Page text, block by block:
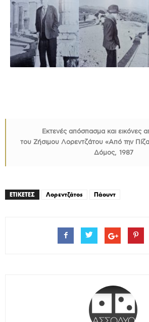
Εκτενές απόσπασμα και εικόνες
του Ζήσιμου Λορεντζάτου «Από την
Δόμος, 1987
ΕΤΙΚΕΤΕΣ Λορεντζάτος Πάουντ